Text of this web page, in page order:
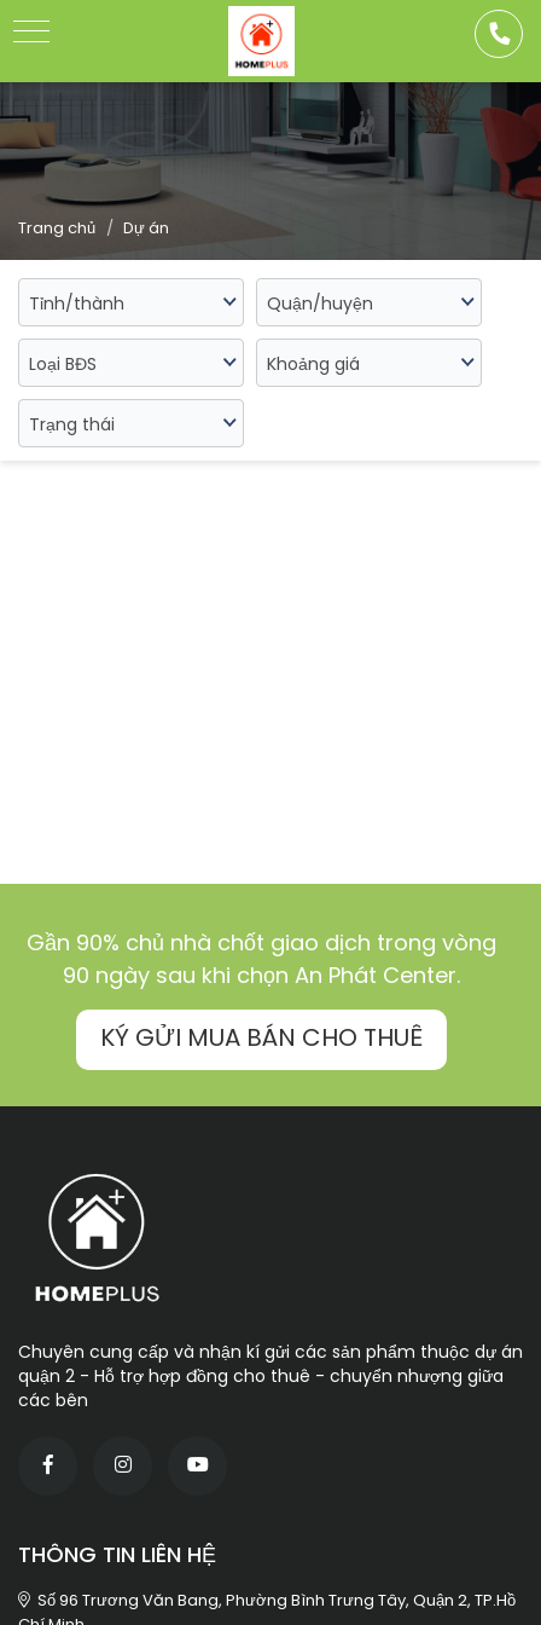
Toggle
Trang chủ Dự án
Tỉnh/thành Quận/huyện
Loại BĐS Khoảng giá
Trạng thái
Gần 90% chủ nhà chốt giao dịch trong vòng
90 ngày sau khi chọn An Phát Center.
KÝ GỬI MUA BÁN CHO THUÊ
Chuyên cung cấp và nhận kí gửi các sản phẩm thuộc dự án
quận 2 - Hỗ trợ hợp đồng cho thuê - chuyển nhượng giữa
các bên
THÔNG TIN LIÊN HỆ
Số 96 Trương Văn Bang, Phường Bình Trưng Tây, Quận 2, TP.Hồ